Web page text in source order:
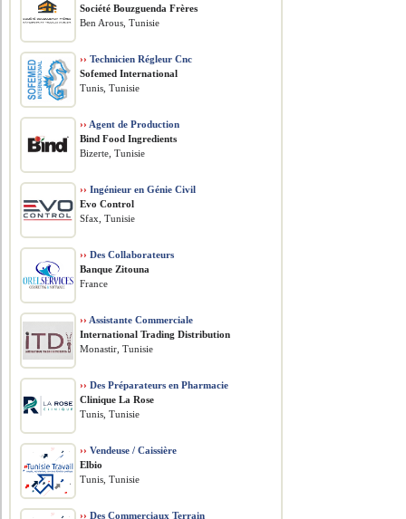
Société Bouzguenda Frères
Ben Arous, Tunisie
›› Technicien Régleur Cnc
Sofemed International
Tunis, Tunisie
›› Agent de Production
Bind Food Ingredients
Bizerte, Tunisie
›› Ingénieur en Génie Civil
Evo Control
Sfax, Tunisie
›› Des Collaborateurs
Banque Zitouna
France
›› Assistante Commerciale
International Trading Distribution
Monastir, Tunisie
›› Des Préparateurs en Pharmacie
Clinique La Rose
Tunis, Tunisie
›› Vendeuse / Caissière
Elbio
Tunis, Tunisie
›› Des Commerciaux Terrain